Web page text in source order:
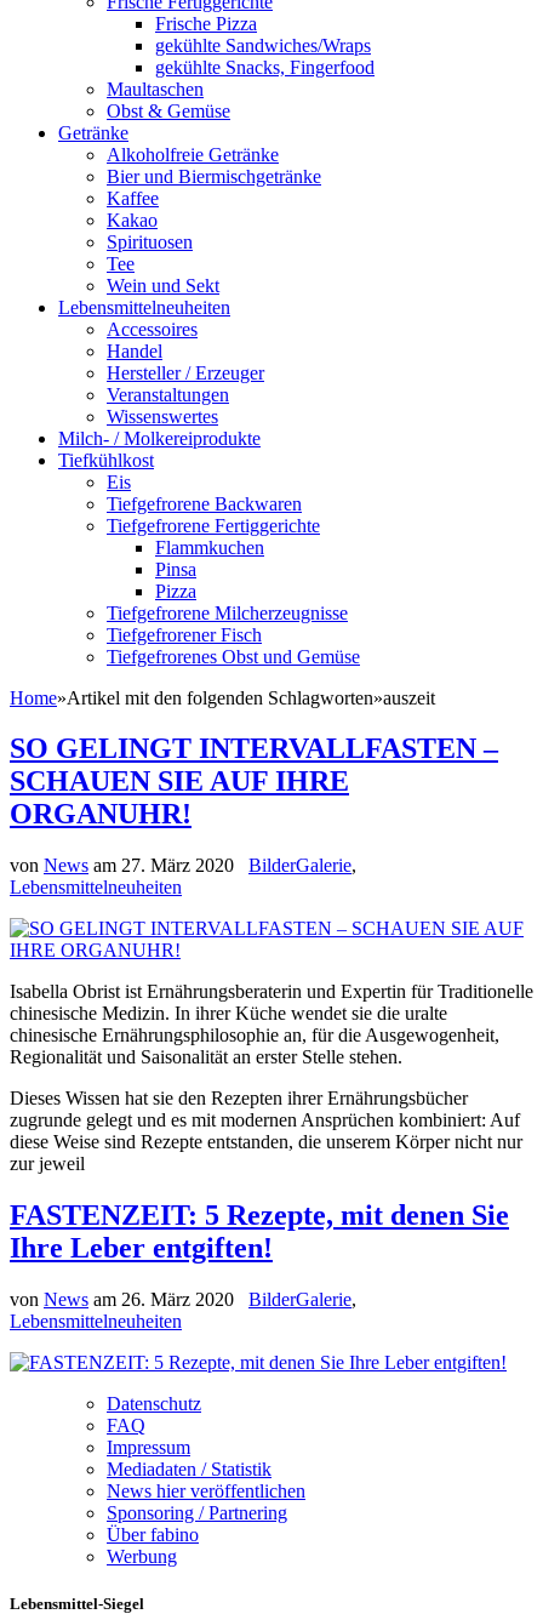
Frische Pizza
gekühlte Sandwiches/Wraps
gekühlte Snacks, Fingerfood
Maultaschen
Obst & Gemüse
Getränke
Alkoholfreie Getränke
Bier und Biermischgetränke
Kaffee
Kakao
Spirituosen
Tee
Wein und Sekt
Lebensmittelneuheiten
Accessoires
Handel
Hersteller / Erzeuger
Veranstaltungen
Wissenswertes
Milch- / Molkereiprodukte
Tiefkühlkost
Eis
Tiefgefrorene Backwaren
Tiefgefrorene Fertiggerichte
Flammkuchen
Pinsa
Pizza
Tiefgefrorene Milcherzeugnisse
Tiefgefrorener Fisch
Tiefgefrorenes Obst und Gemüse
Home»Artikel mit den folgenden Schlagworten»auszeit
SO GELINGT INTERVALLFASTEN –
SCHAUEN SIE AUF IHRE
ORGANUHR!
von News am 27. März 2020 BilderGalerie,
Lebensmittelneuheiten
Isabella Obrist ist Ernährungsberaterin und Expertin für Traditionelle
chinesische Medizin. In ihrer Küche wendet sie die uralte
chinesische Ernährungsphilosophie an, für die Ausgewogenheit,
Regionalität und Saisonalität an erster Stelle stehen.
Dieses Wissen hat sie den Rezepten ihrer Ernährungsbücher
zugrunde gelegt und es mit modernen Ansprüchen kombiniert: Auf
diese Weise sind Rezepte entstanden, die unserem Körper nicht nur
zur jeweil
FASTENZEIT: 5 Rezepte, mit denen Sie
Ihre Leber entgiften!
von News am 26. März 2020 BilderGalerie,
Lebensmittelneuheiten
Datenschutz
FAQ
Impressum
Mediadaten / Statistik
News hier veröffentlichen
Sponsoring / Partnering
Über fabino
Werbung
Lebensmittel-Siegel